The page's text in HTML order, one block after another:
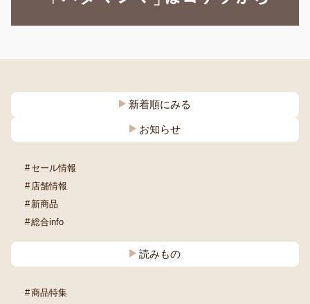
新着順にみる
お知らせ
セール情報
店舗情報
新商品
総合info
読みもの
商品特集